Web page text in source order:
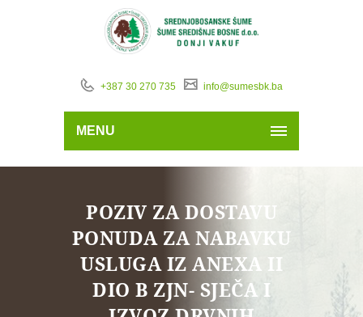
+387 30 270 735 info@sumesbk.ba
MENU
POZIV ZA DOSTAVU
PONUDA ZA NABAVKU
USLUGA IZ ANEXA II
DIO B ZJN- SJEČA I